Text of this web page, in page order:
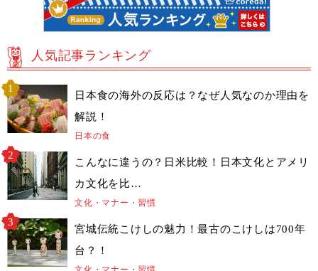
人気記事ランキング
日本食の海外の反応は？なぜ人気なのか理由を
解説！
日本の食
こんなに違うの？日米比較！日本文化とアメリ
カ文化を比…
文化・マナー・習慣
宮城伝統こけしの魅力！最古のこけしは700年
台？！